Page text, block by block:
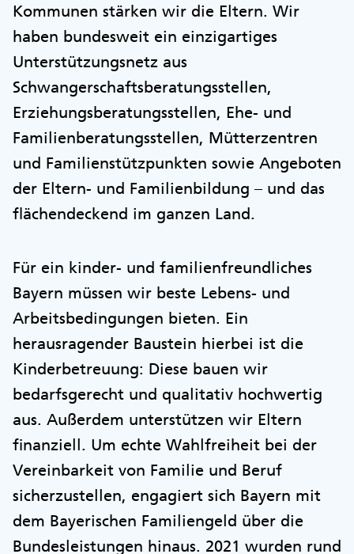
Kommunen stärken wir die Eltern. Wir
haben bundesweit ein einzigartiges
Unterstützungsnetz aus
Schwangerschaftsberatungsstellen,
Erziehungsberatungsstellen, Ehe- und
Familienberatungsstellen, Mütterzentren
und Familienstützpunkten sowie Angeboten
der Eltern- und Familienbildung – und das
flächendeckend im ganzen Land.
Für ein kinder- und familienfreundliches
Bayern müssen wir beste Lebens- und
Arbeitsbedingungen bieten. Ein
herausragender Baustein hierbei ist die
Kinderbetreuung: Diese bauen wir
bedarfsgerecht und qualitativ hochwertig
aus. Außerdem unterstützen wir Eltern
finanziell. Um echte Wahlfreiheit bei der
Vereinbarkeit von Familie und Beruf
sicherzustellen, engagiert sich Bayern mit
dem Bayerischen Familiengeld über die
Bundesleistungen hinaus. 2021 wurden rund